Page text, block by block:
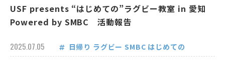
USF presents “はじめての”ラグビー教室 in 愛知
Powered by SMBC 活動報告
2025.07.05 日帰り ラグビー SMBC はじめての